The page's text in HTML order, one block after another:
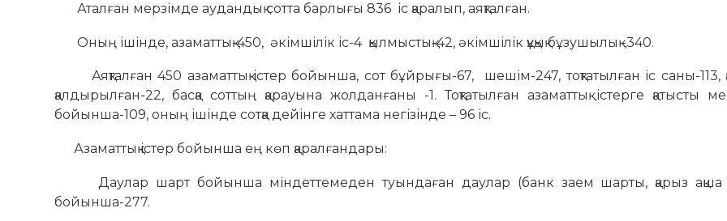
Аталған мерзімде аудандық сотта барлығы 836 іс қаралып, аяқталған.
Оның ішінде, азаматтық-450, әкімшілік іс-4 қылмыстық-42, әкімшілік құқық бұзушылық -340.
Аяқталған 450 азаматтық істер бойынша, сот бұйрығы-67, шешім-247, тоқтатылған іс саны-113,
қалдырылған-22, басқа соттың қарауына жолданғаны -1. Тоқтатылған азаматтық істерге қатысты
бойынша-109, оның ішінде сотқа дейінге хаттама негізінде – 96 іс.
Азаматтық істер бойынша ең көп қаралғандары:
Даулар шарт бойынша міндеттемеден туындаған даулар (банк заем шарты, қарыз ақша
бойынша-277.